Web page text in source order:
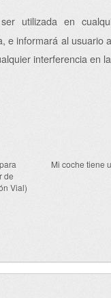
utilizada en
e informará al usuario
interferencia en
de
Vial)
Mi coche tiene